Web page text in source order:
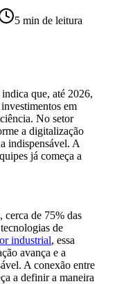
5 min de leitura
que, até 2026,
em
No setor
a digitalização
indispensável. A
já começa a
cerca de 75% das
de
industrial, essa
avança e a
A conexão entre
a definir a maneira